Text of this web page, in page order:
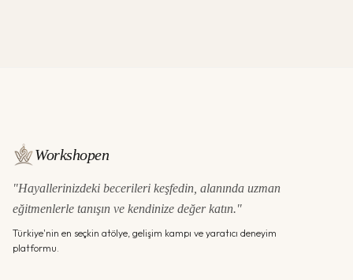
Workshopen
"Hayallerinizdeki becerileri keşfedin, alanında uzman
eğitmenlerle tanışın ve kendinize değer katın."
Türkiye'nin en seçkin atölye, gelişim kampı ve yaratıcı deneyim
platformu.